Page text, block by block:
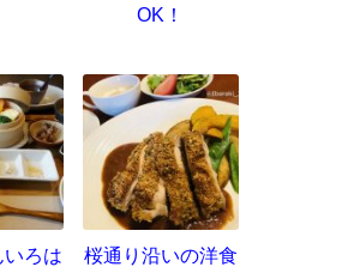
OK！
ろは
桜通り沿いの洋食